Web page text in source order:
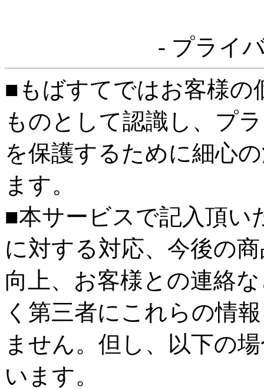
- プライ
■もばすてではお客様の
ものとして認識し、プ
を保護するために細心
ます。
■本サービスで記入頂い
に対する対応、今後の
向上、お客様との連絡
く第三者にこれらの情
ません。但し、以下の
います。